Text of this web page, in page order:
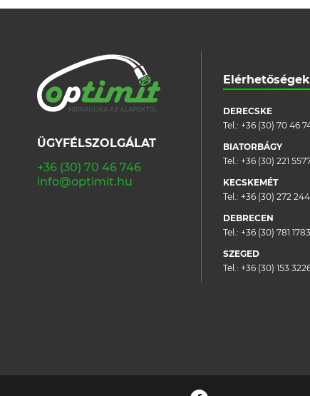
Magyarország
Mobil szerviz - Kelet-Mo
4031, Debrecen, Pósa, utca, 58.,
Szeged - Kiskereskedelem és
szerviz
6728, Szeged, Dorozsmai, út, 30.,
Temesvár - Kiskereskedelem
jud. Timișoara,, Timisoara, str. Calea
Dorobantilor, ., Nr. 63, Románia
ÜGYFÉLSZOLGÁLAT
+36 (30) 70 46 746
info@optimit.hu
Elérhetőségek
DERECSKE
Tel.: +36 (30) 70 46
BIATORBÁGY
Tel.: +36 (30) 221
KECSKEMÉT
Tel.: +36 (30) 272
DEBRECEN
Tel.: +36 (30) 781 1783
SZEGED
Tel.: +36 (30) 153